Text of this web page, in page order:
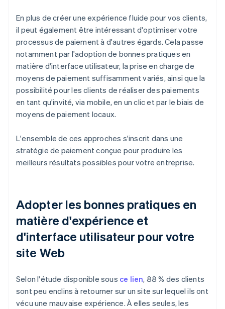
En plus de créer une expérience fluide pour vos clients,
il peut également être intéressant d'optimiser votre
processus de paiement à d'autres égards. Cela passe
notamment par l'adoption de bonnes pratiques en
matière d'interface utilisateur, la prise en charge de
moyens de paiement suffisamment variés, ainsi que la
possibilité pour les clients de réaliser des paiements
en tant qu'invité, via mobile, en un clic et par le biais de
moyens de paiement locaux.
L'ensemble de ces approches s'inscrit dans une
stratégie de paiement conçue pour produire les
meilleurs résultats possibles pour votre entreprise.
Adopter les bonnes pratiques en
matière d'expérience et
d'interface utilisateur pour votre
site Web
Selon l'étude disponible sous ce lien, 88 % des clients
sont peu enclins à retourner sur un site sur lequel ils ont
vécu une mauvaise expérience. À elles seules, les